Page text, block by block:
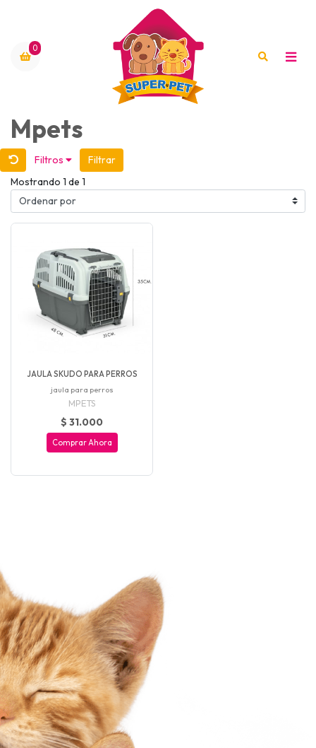
0
Mpets
Filtros
Filtrar
Mostrando 1 de 1
JAULA SKUDO PARA PERROS
jaula para perros
MPETS
$ 31.000
Comprar Ahora